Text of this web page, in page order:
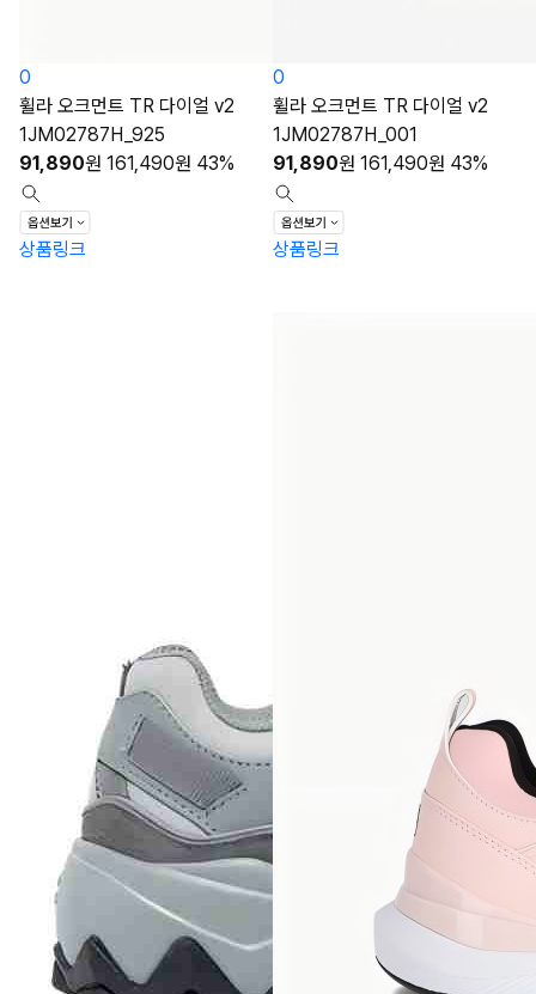
0
휠라 오크먼트 TR 다이얼 v2
1JM02787H_925
91,890원 161,490원 43%
상품링크
0
휠라 오크먼트 TR 다이얼 v2
1JM02787H_001
91,890원 161,490원 43%
상품링크